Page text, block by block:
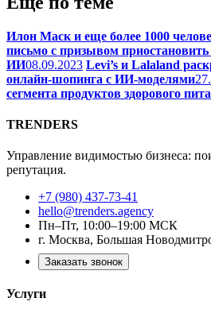
Илон Маск и еще более 1000
письмо с призывом приостановить
ИИ08.09.2023 Levi’s и Lalaland
онлайн-шопинга с ИИ-моделями
сегмента продуктов здорового
TRENDERS
Управление видимостью бизнеса:
репутация.
+7 (980) 437-73-41
hello@trenders.agency
Пн–Пт, 10:00–19:00 МСК
г. Москва, Большая
Заказать звонок
Услуги